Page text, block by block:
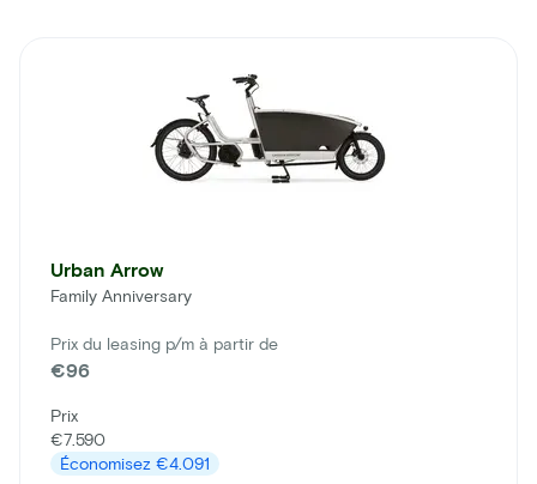
Urban Arrow
Family Anniversary
Prix du leasing p/m à partir de
€96
Prix
€7.590
Économisez €4.091